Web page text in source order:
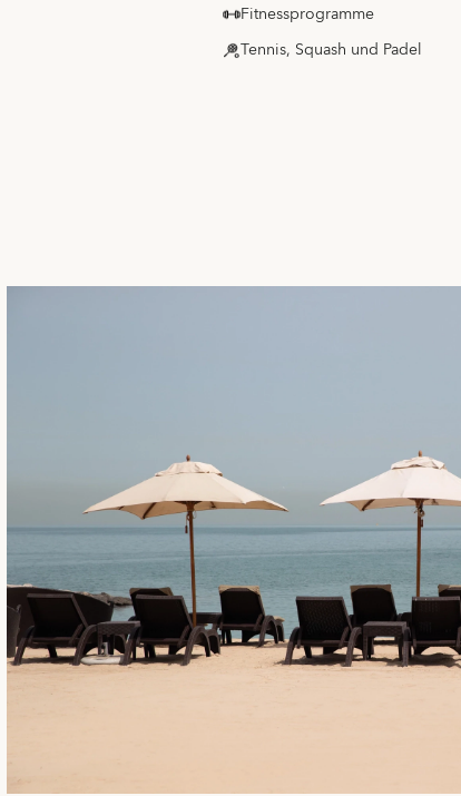
Fitnessprogramme
Tennis, Squash und Padel